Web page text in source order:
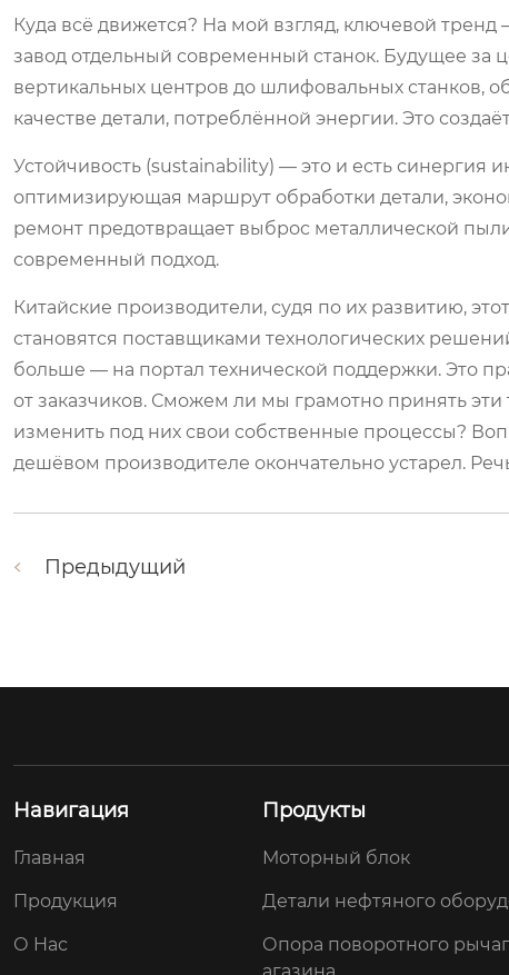
Куда всё движется? На мой взгляд, ключевой тренд
завод отдельный современный станок. Будущее за
вертикальных центров до шлифовальных станков,
качестве детали, потреблённой энергии. Это
Устойчивость (sustainability) — это и есть синергия
оптимизирующая маршрут обработки детали,
ремонт предотвращает выброс металлической
современный подход.
Китайские производители, судя по их развитию,
становятся поставщиками технологических
больше — на портал технической поддержки. Это
от заказчиков. Сможем ли мы грамотно принять эти
изменить под них свои собственные процессы?
дешёвом производителе окончательно устарел.
Предыдущий
Навигация
Главная
Продукция
О Hас
Продукты
Моторный блок
Детали нефтяного
Опора поворотного